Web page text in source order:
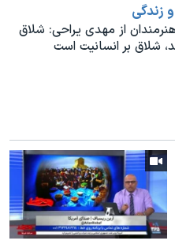
زندگی
از مهدی یراحی: شلاق
شلاق بر انسانیت است